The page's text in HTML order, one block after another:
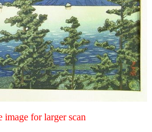
image for larger scan